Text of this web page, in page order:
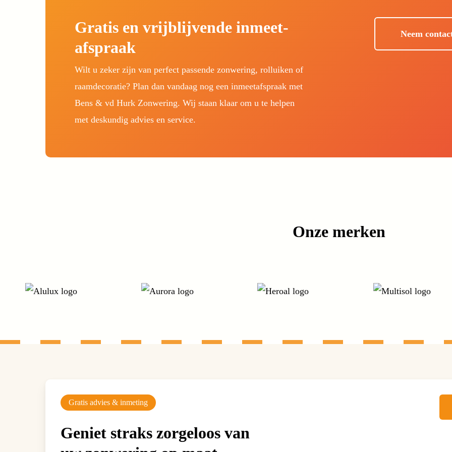
Gratis en vrijblijvende inmeet-
afspraak
Wilt u zeker zijn van perfect passende zonwering, rolluiken of
raamdecoratie? Plan dan vandaag nog een inmeetafspraak met
Bens & vd Hurk Zonwering. Wij staan klaar om u te helpen
met deskundig advies en service.
Neem
Onze merken
Gratis advies & inmeting
Geniet straks zorgeloos van